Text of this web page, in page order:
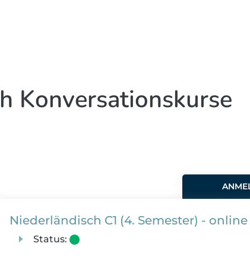
Konversationskurse
Niederländisch C1 (4. Semester) - online
Status: